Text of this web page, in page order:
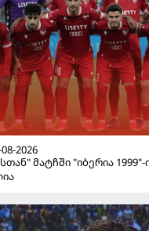
2026
მატჩში "იბერია